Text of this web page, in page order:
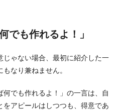
でも作れるよ！」
じゃない場合、最初に紹介した一
なり兼ねません。
何でも作れるよ！」の一言は、自
をアピールはしつつも、得意であ